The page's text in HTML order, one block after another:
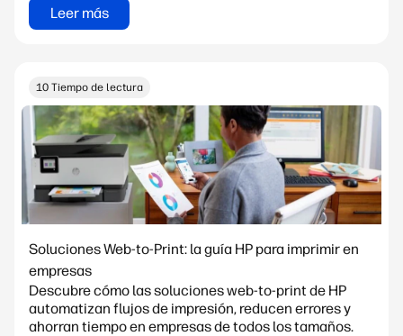
Leer más
10 Tiempo de lectura
Soluciones Web-to-Print: la guía HP para imprimir en
empresas
Descubre cómo las soluciones web-to-print de HP
automatizan flujos de impresión, reducen errores y
ahorran tiempo en empresas de todos los tamaños.